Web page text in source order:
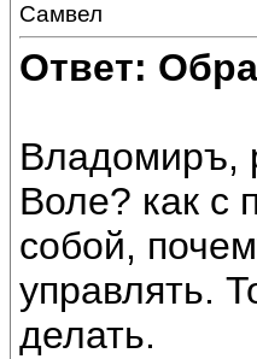
Самвел
Ответ:
Владомиръ,
Воле? как с
собой,
управлять.
делать.